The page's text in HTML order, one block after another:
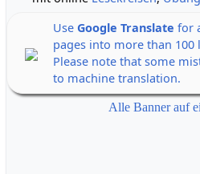
Use Google Translate for
pages into more than 100
Please note that some
to machine translation.
Alle Banner auf